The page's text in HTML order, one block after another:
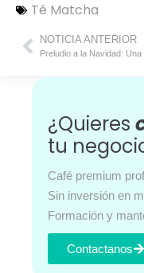
Té Matcha
NOTICIA ANTERIOR
¿Quieres
tu
Café premium
Sin inversión en
Formación y
Contactanos